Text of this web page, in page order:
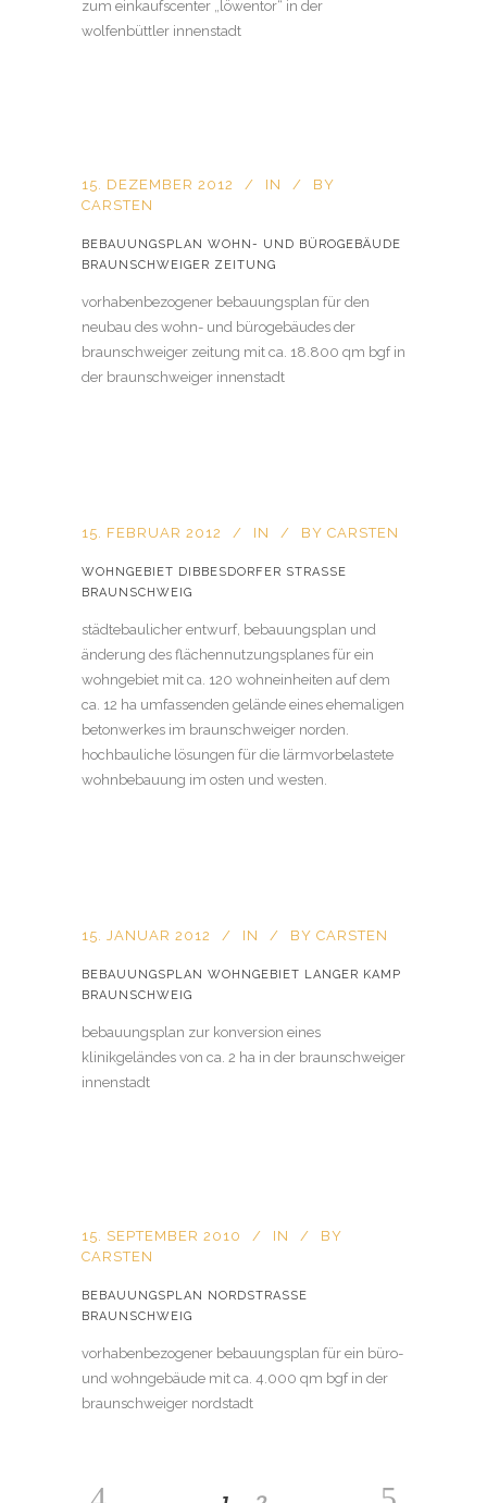
zum einkaufscenter „löwentor“ in der
wolfenbüttler innenstadt
15. DEZEMBER 2012 IN
BY
CARSTEN
BEBAUUNGSPLAN WOHN- UND BÜROGEBÄUDE
BRAUNSCHWEIGER ZEITUNG
vorhabenbezogener bebauungsplan für den
neubau des wohn- und bürogebäudes der
braunschweiger zeitung mit ca. 18.800 qm bgf in
der braunschweiger innenstadt
15. FEBRUAR 2012 IN BY CARSTEN
WOHNGEBIET DIBBESDORFER STRASSE B
RAUNSCHWEIG
städtebaulicher entwurf, bebauungsplan und
änderung des flächennutzungsplanes für ein
wohngebiet mit ca. 120 wohneinheiten auf dem
ca. 12 ha umfassenden gelände eines ehemaligen
betonwerkes im braunschweiger norden.
hochbauliche lösungen für die lärmvorbelastete
wohnbebauung im osten und westen.
15. JANUAR 2012 IN BY CARSTEN
BEBAUUNGSPLAN WOHNGEBIET LANGER KAMP
BRAUNSCHWEIG
bebauungsplan zur konversion eines
klinikgeländes von ca. 2 ha in der braunschweiger
innenstadt
15. SEPTEMBER 2010 IN
BY
CARSTEN
BEBAUUNGSPLAN NORDSTRASSE B
RAUNSCHWEIG
vorhabenbezogener bebauungsplan für ein büro-
und wohngebäude mit ca. 4.000 qm bgf in der
braunschweiger nordstadt